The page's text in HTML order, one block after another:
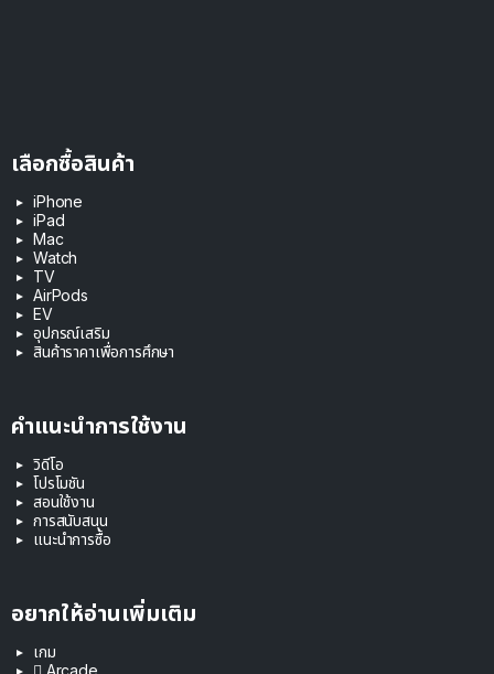
เลือกซื้อสินค้า
iPhone
iPad
Mac
Watch
TV
AirPods
EV
อุปกรณ์เสริม
สินค้าราคาเพื่อการศึกษา
คำแนะนำการใช้งาน
วิดีโอ
โปรโมชัน
สอนใช้งาน
การสนับสนุน
แนะนำการซื้อ
อยากให้อ่านเพิ่มเติม
เกม
 Arcade